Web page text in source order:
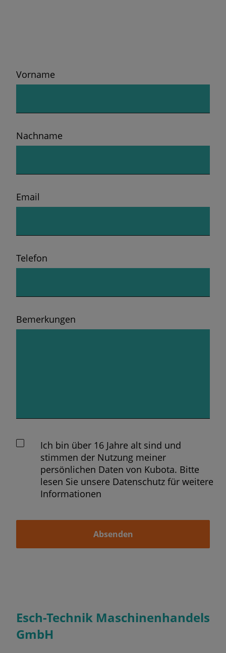
Vorname
Nachname
Email
Telefon
Bemerkungen
Ich bin über 16 Jahre alt sind und
stimmen der Nutzung meiner
persönlichen Daten von Kubota. Bitte
lesen Sie unsere Datenschutz für weitere
Informationen
Absenden
Esch-Technik Maschinenhandels
GmbH